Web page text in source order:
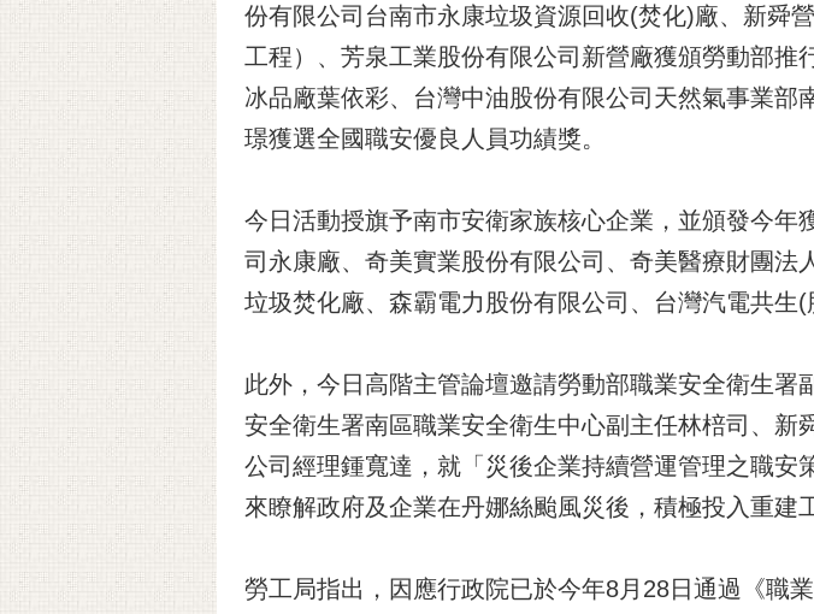
份有限公司台南市永康垃圾資源回收(焚化)廠、新舜
工程）、芳泉工業股份有限公司新營廠獲頒勞動部推
冰品廠葉依彩、台灣中油股份有限公司天然氣事業
璟獲選全國職安優良人員功績獎。
今日活動授旗予南市安衛家族核心企業，並頒發今
司永康廠、奇美實業股份有限公司、奇美醫療財團
垃圾焚化廠、森霸電力股份有限公司、台灣汽電共生(
此外，今日高階主管論壇邀請勞動部職業安全衛生
安全衛生署南區職業安全衛生中心副主任林棓司、
公司經理鍾寬達，就「災後企業持續營運管理之職
來瞭解政府及企業在丹娜絲颱風災後，積極投入重建
勞工局指出，因應行政院已於今年8月28日通過《職